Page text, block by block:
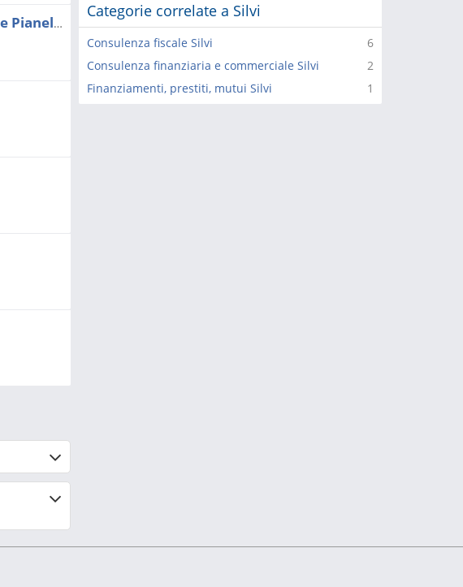
Banca Di Credito Cooperativo Di Castiglione Messer Raimondo e Pianella
Categorie correlate a Silvi
6
Consulenza fiscale Silvi
2
Consulenza finanziaria e commerciale Silvi
1
Finanziamenti, prestiti, mutui Silvi